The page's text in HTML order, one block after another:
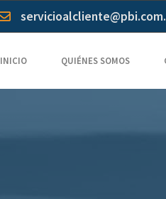
INICIO QUIÉNES SOMOS